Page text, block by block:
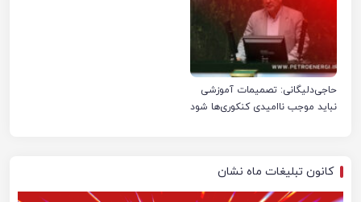
حاجی‌دلیگانی: تصمیمات آموزشی
نباید موجب ناامیدی کنکوری‌ها شود
کانون تبلیغات ماه نشان